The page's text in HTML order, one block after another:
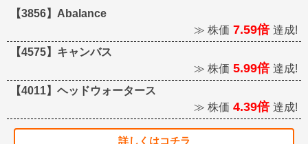
【3856】Abalance
≫ 株価 7.59倍 達成!
【4575】キャンバス
≫ 株価 5.99倍 達成!
【4011】ヘッドウォータース
≫ 株価 4.39倍 達成!
詳しくはコチラ